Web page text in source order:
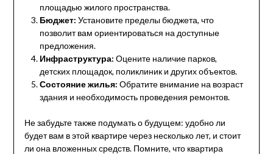
площадью жилого пространства.
Бюджет: Установите пределы бюджета, что
позволит вам ориентироваться на доступные
предложения.
Инфраструктура: Оцените наличие парков,
детских площадок, поликлиник и других объектов.
Состояние жилья: Обратите внимание на возраст
здания и необходимость проведения ремонтов.
Не забудьте также подумать о будущем: удобно ли
будет вам в этой квартире через несколько лет, и стоит
ли она вложенных средств. Помните, что квартира